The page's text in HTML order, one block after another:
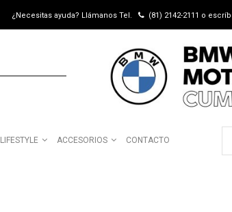
¿Necesitas ayuda? Llámanos Tel. (81) 2142-2111 o
LIFESTYLE ACCESORIOS CONTACTO